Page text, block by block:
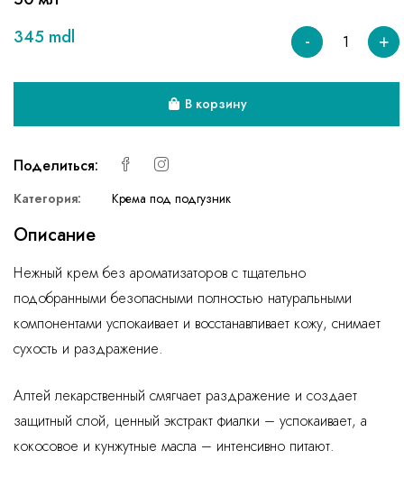
345 mdl
- +
В корзину
Поделиться:
Категория: Крема под подгузник
Описание
Нежный крем без ароматизаторов с тщательно
подобранными безопасными полностью натуральными
компонентами успокаивает и восстанавливает кожу, снимает
сухость и раздражение.
Алтей лекарственный смягчает раздражение и создает
защитный слой, ценный экстракт фиалки – успокаивает, а
кокосовое и кунжутные масла – интенсивно питают.